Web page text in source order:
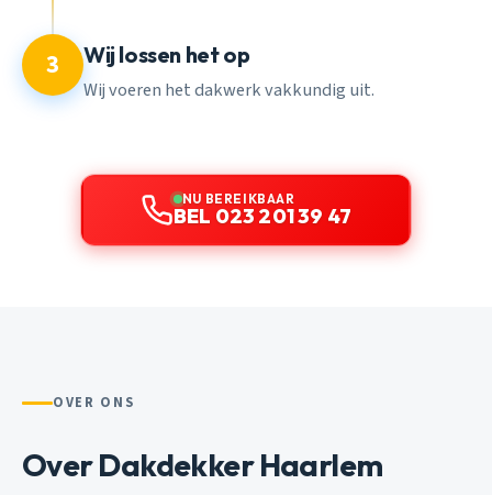
3 Wij lossen het op
Wij voeren het dakwerk vakkundig uit.
NU BEREIKBAAR
BEL 023 201 39 47
OVER ONS
Over Dakdekker Haarlem